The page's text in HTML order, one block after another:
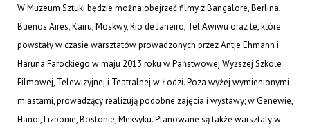
W Muzeum Sztuki będzie można obejrzeć filmy z Bangalore, Berlina,
Buenos Aires, Kairu, Moskwy, Rio de Janeiro, Tel Awiwu oraz te, które
powstały w czasie warsztatów prowadzonych przez Antje Ehmann i
Haruna Farockiego w maju 2013 roku w Państwowej Wyższej Szkole
Filmowej, Telewizyjnej i Teatralnej w Łodzi. Poza wyżej wymienionymi
miastami, prowadzący realizują podobne zajęcia i wystawy; w Genewie,
Hanoi, Lizbonie, Bostonie, Meksyku. Planowane są także warsztaty w